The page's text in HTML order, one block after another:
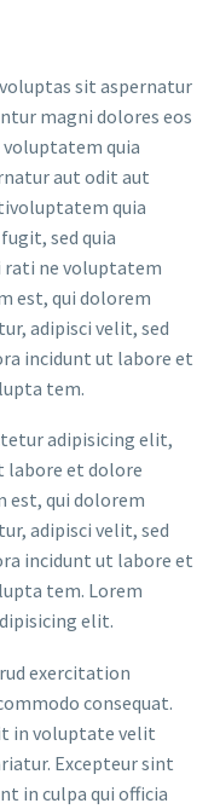
sit aspernatur
magni dolores eos
quia
aut odit aut
quia
sed quia
rati ne voluptatem
est, qui dolorem
adipisci velit, sed
incidunt ut labore et
tem.
adipisicing elit,
labore et dolore
est, qui dolorem
adipisci velit, sed
incidunt ut labore et
tem. Lorem
elit.
exercitation
consequat.
in voluptate velit
Excepteur sint
in culpa qui officia